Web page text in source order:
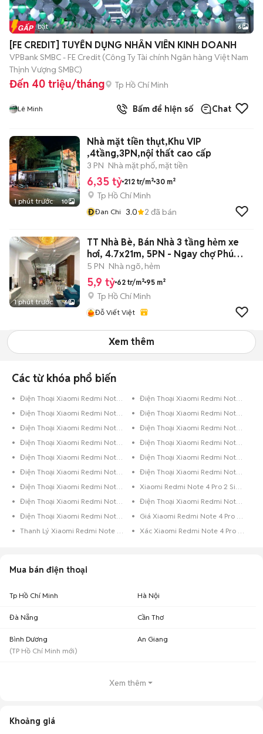
+2
Tin nổi bật 6
[FE CREDIT] TUYỂN DỤNG NHÂN VIÊN KINH DOANH
VPBank SMBC - FE Credit (Công Ty Tài chính Ngân hàng Việt Nam
Thịnh Vượng SMBC)
Đến 40 triệu/tháng Tp Hồ Chí Minh
Lê Minh Bấm để hiện số Chat
1 phút trước 10
Nhà mặt tiền thụt,Khu VIP
,4tầng,3PN,nội thất cao cấp
3 PN Nhà mặt phố, mặt tiền
6,35 tỷ 212 tr/m² 30 m²
Tp Hồ Chí Minh
ĐĐan Chi 3.0 2 đã bán
1 phút trước 6
TT Nhà Bè, Bán Nhà 3 tầng hẻm xe
hơi, 4.7x21m, 5PN - Ngay chợ Phú
Xuân
5 PN Nhà ngõ, hẻm
5,9 tỷ 62 tr/m² 95 m²
Tp Hồ Chí Minh
Đỗ Viết Việt
Xem thêm
Các từ khóa phổ biến
Điện Thoại Xiaomi Redmi Note 4 Pro Đen
Điện Thoại Xiaomi Redmi Note 4 Pro 64GB Vàng Hồng
Điện Thoại Xiaomi Redmi Note 4 Pro 64GB Vàng
Điện Thoại Xiaomi Redmi Note 4 Pro 64GB Đen
Điện Thoại Xiaomi Redmi Note 4 Pro 64GB Bạc
Điện Thoại Xiaomi Redmi Note 4 Pro 32GB Xanh Dương
Điện Thoại Xiaomi Redmi Note 4 Pro 32GB Xám
Điện Thoại Xiaomi Redmi Note 4 Pro 32GB Vàng Hồng
Điện Thoại Xiaomi Redmi Note 4 Pro 32GB Vàng
Điện Thoại Xiaomi Redmi Note 4 Pro 32GB Trắng
Điện Thoại Xiaomi Redmi Note 4 Pro 32GB Đen Bóng
Điện Thoại Xiaomi Redmi Note 4 Pro 32GB Đen
Điện Thoại Xiaomi Redmi Note 4 Pro 32GB Bạc
Xiaomi Redmi Note 4 Pro 2 Sim Cũ
Điện Thoại Xiaomi Redmi Note 4 Pro 16GB Xám
Điện Thoại Xiaomi Redmi Note 4 Pro 16GB Vàng
Điện Thoại Xiaomi Redmi Note 4 Pro 16GB Bạc
Giá Xiaomi Redmi Note 4 Pro Cũ
Thanh Lý Xiaomi Redmi Note 4 Pro Cũ
Xác Xiaomi Redmi Note 4 Pro Cũ
Mua bán điện thoại
Tp Hồ Chí Minh Hà Nội
Đà Nẵng Cần Thơ
Bình Dương
(TP Hồ Chí Minh mới)
An Giang
Xem thêm
Khoảng giá